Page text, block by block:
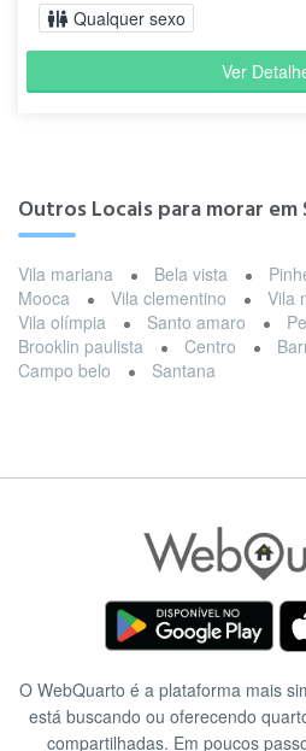
Qualquer sexo
Ver
Outros Locais para morar em
Vila mariana Bela vista
Mooca
Vila clementino
Vila
Vila olímpia
Santo amaro
Brooklin paulista
Centro
Campo belo
Santana
O WebQuarto é a plataforma mais
está buscando ou oferecendo
compartilhadas. Em poucos